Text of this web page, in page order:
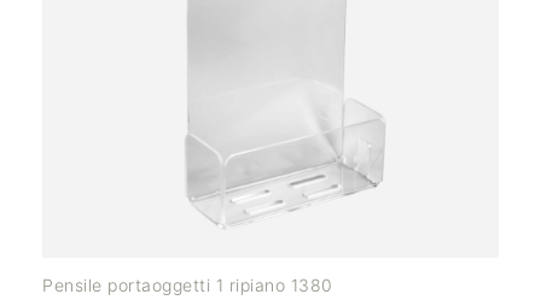
Pensile portaoggetti 1 ripiano 1380